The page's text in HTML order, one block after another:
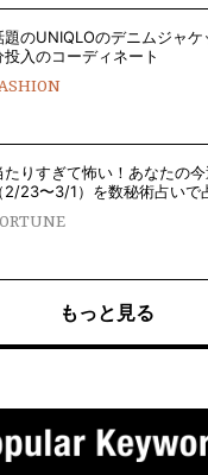
題のUNIQLOのデニムジャ
投入のコーディネート
たりすぎて怖い！あなたの
（2/23〜3/1）を数秘術占いで
もっと見る